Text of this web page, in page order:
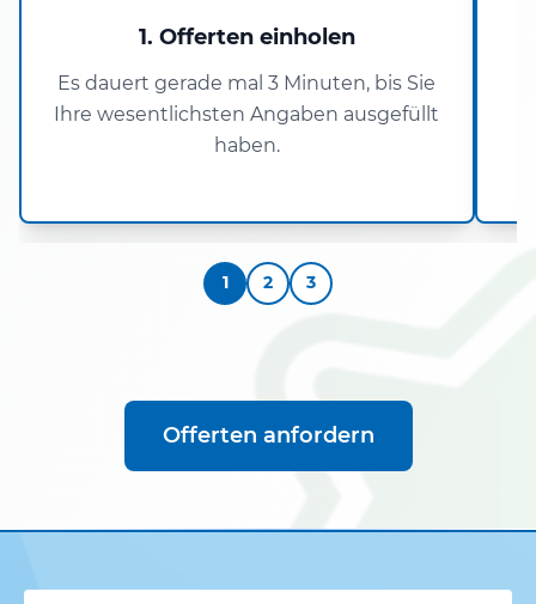
1. Offerten einholen
Es dauert gerade mal 3 Minuten, bis Sie
Ihre wesentlichsten Angaben ausgefüllt
haben.
1 2 3
Offerten anfordern